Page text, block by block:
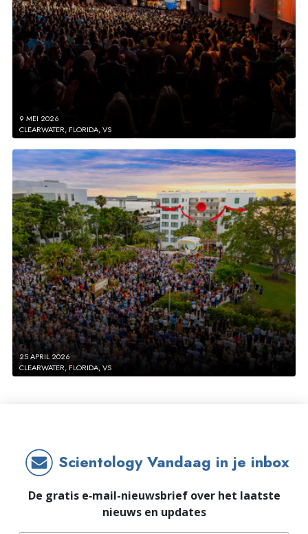
9 MEI 2026
CLEARWATER, FLORIDA, VS
25 APRIL 2026
CLEARWATER, FLORIDA, VS
Scientology Vandaag in je inbox
De gratis e‑mail-nieuwsbrief over het laatste
nieuws en updates